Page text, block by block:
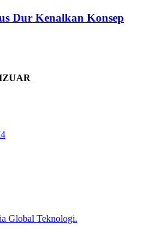
Dur Kenalkan Konsep
4
Global Teknologi.